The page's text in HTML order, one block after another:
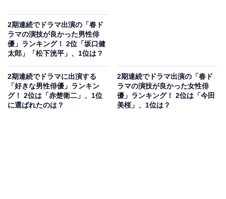
2期連続でドラマ出演の「春ド
ラマの演技が良かった男性俳
優」ランキング！ 2位「坂口健
太郎」「松下洸平」、1位は？
2期連続でドラマに出演する
「好きな男性俳優」ランキン
グ！ 2位は「赤楚衛二」、1位
に選ばれたのは？
2期連続でドラマ出演の「春ド
ラマの演技が良かった女性俳
優」ランキング！ 2位は「今田
美桜」、1位は？